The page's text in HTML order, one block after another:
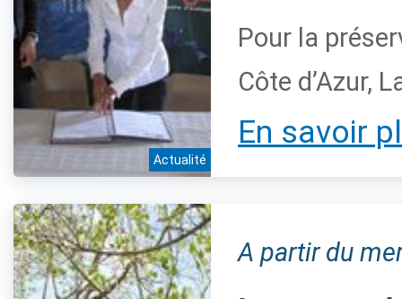
Actualité
Pour la
Côte d’Azur,
En savoir
A partir du